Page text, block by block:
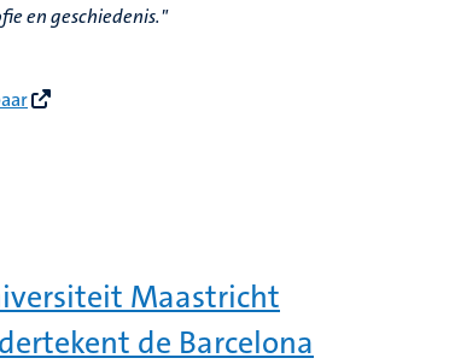
en geschiedenis."
Maastricht
de Barcelona